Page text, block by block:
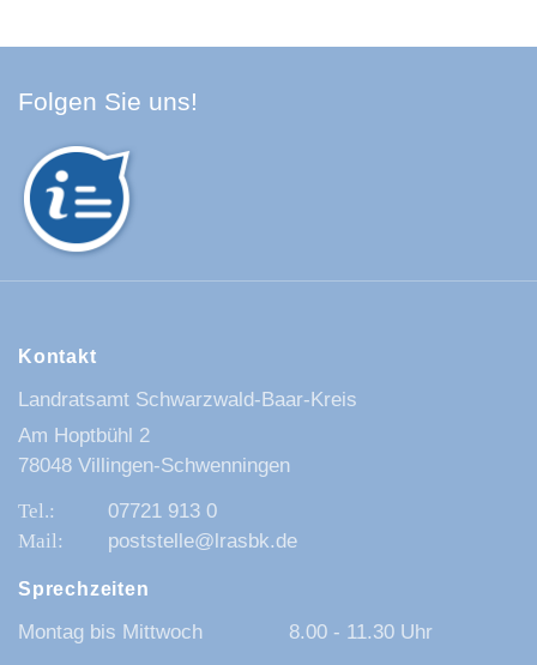
Folgen Sie uns!
Kontakt
Landratsamt Schwarzwald-Baar-Kreis
Am Hoptbühl 2
78048 Villingen-Schwenningen
07721 913 0
poststelle@lrasbk.de
Sprechzeiten
Montag bis Mittwoch
8.00 - 11.30 Uhr